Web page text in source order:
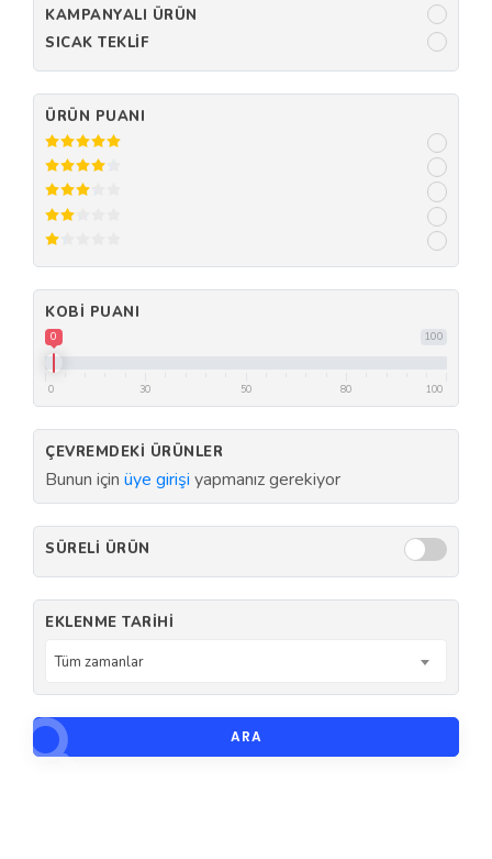
KAMPANYALI ÜRÜN
SICAK TEKLIF
ÜRÜN PUANI
KOBI PUANI
100
0
0 30 50 80 100
ÇEVREMDEKI ÜRÜNLER
Bunun için üye girişi yapmanız gerekiyor
SÜRELI ÜRÜN
EKLENME TARIHI
Tüm zamanlar
ARA